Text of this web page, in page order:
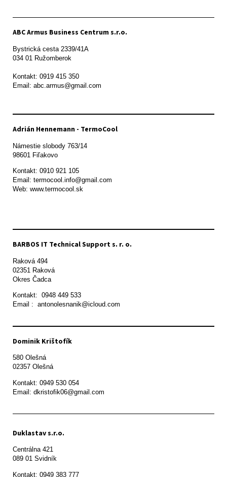
ABC Armus Business Centrum s.r.o.
Bystrická cesta 2339/41A
034 01 Ružomberok
Kontakt: 0919 415 350
Adrián Hennemann - TermoCool
Námestie slobody 763/14
98601 Fiľakovo
Kontakt: 0910 921 105
Email: termocool.info@gmail.com
Web: www.termocool.sk
BARBOS IT Technical Support s. r. o.
Raková 494
02351 Raková
Okres Čadca
Kontakt:  0948 449 533
Email :  antonolesnanik@icloud.com
Dominik Krištofík
580 Olešná
Kontakt: 0949 530 054
Email: dkristofik06@gmail.com
Duklastav s.r.o.
Centrálna 421
089 01 Svidník
Kontakt: 0949 383 777